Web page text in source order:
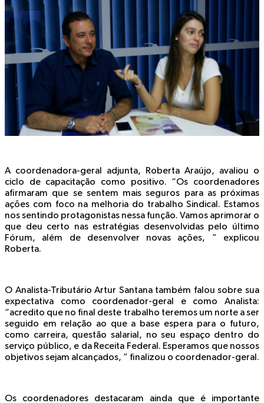
A coordenadora-geral adjunta, Roberta Araújo, avaliou o
ciclo de capacitação como positivo. “Os coordenadores
afirmaram que se sentem mais seguros para as próximas
ações com foco na melhoria do trabalho Sindical. Estamos
nos sentindo protagonistas nessa função. Vamos aprimorar o
que deu certo nas estratégias desenvolvidas pelo último
Fórum, além de desenvolver novas ações, ” explicou
Roberta.
O Analista-Tributário Artur Santana também falou sobre sua
expectativa como coordenador-geral e como Analista:
“acredito que no final deste trabalho teremos um norte a ser
seguido em relação ao que a base espera para o futuro,
como carreira, questão salarial, no seu espaço dentro do
serviço público, e da Receita Federal. Esperamos que nossos
objetivos sejam alcançados, ” finalizou o coordenador-geral.
Os coordenadores destacaram ainda que é importante